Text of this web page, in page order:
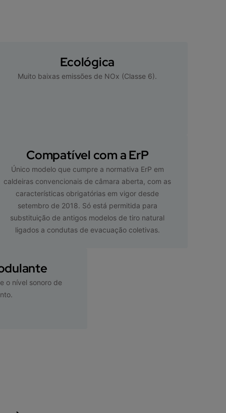
Ecológica
Muito baixas emissões de NOx (Classe 6).
Compatível com a ErP
Único modelo que cumpre a normativa ErP em
caldeiras convencionais de câmara aberta, com as
características obrigatórias em vigor desde
setembro de 2018. Só está permitida para
substituição de antigos modelos de tiro natural
ligados a condutas de evacuação coletivas.
o nível sonoro de